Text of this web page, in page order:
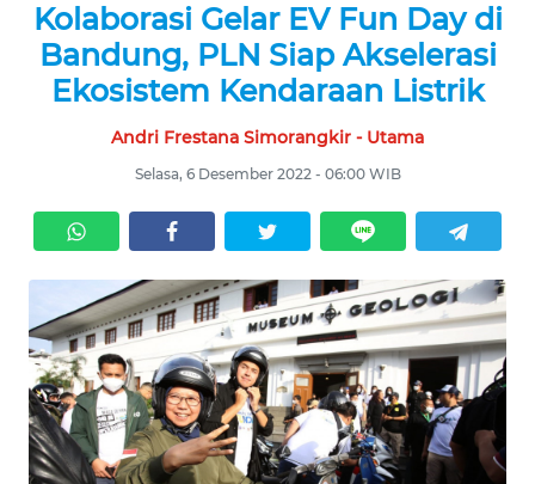
Kolaborasi Gelar EV Fun Day di
Bandung, PLN Siap Akselerasi
Ekosistem Kendaraan Listrik
Andri Frestana Simorangkir - Utama
Selasa, 6 Desember 2022 - 06:00 WIB
UTAMA
SERBA-
SERBI
TOKOH
Informasi
INDEKS
BERITA
KONTAK
KAMI